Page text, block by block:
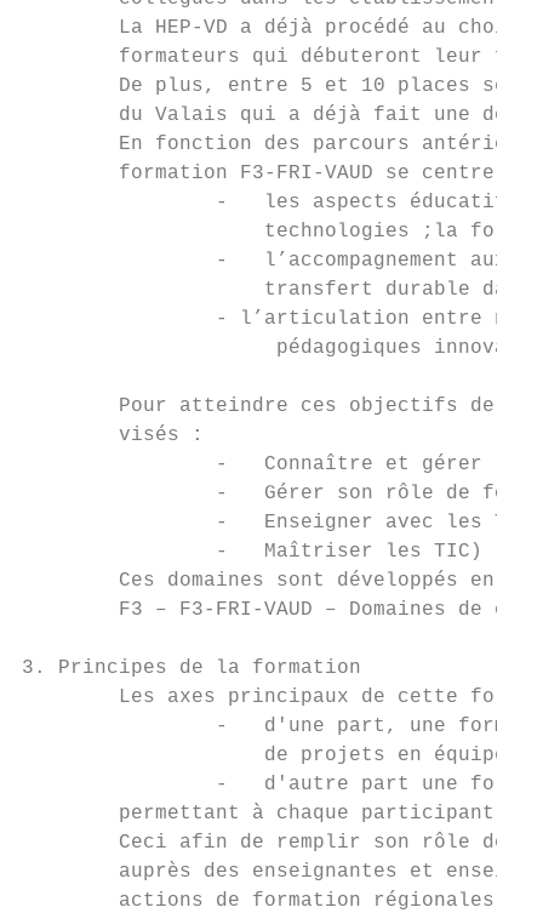
La HEP-VD a déjà procédé au choix
formateurs qui débuteront leur
De plus, entre 5 et 10 places
du Valais qui a déjà fait une
En fonction des parcours
formation F3-FRI-VAUD se centrera
-   les aspects
technologies ;la
-   l’accompagnement aux
transfert durable dans
- l’articulation entre
pédagogiques
Pour atteindre ces objectifs de
        visés :
-   Connaître et gérer les
-   Gérer son rôle de
                -   Enseigner avec les TIC;
                -   Maîtriser les TIC)
Ces domaines sont développés en
F3 – F3-FRI-VAUD – Domaines de
3. Principes de la formation
Les axes principaux de cette
-   d'une part, une
de projets en équipe
-   d'autre part une
permettant à chaque participant
Ceci afin de remplir son rôle de
auprès des enseignantes et
actions de formation régionales ou